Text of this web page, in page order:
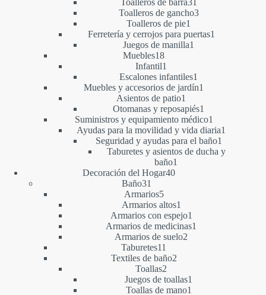
Toalleros de barra31
productos
Toalleros de gancho33
Toalleros de pie1
producto
Ferretería y cerrojos para puertas1
Juegos de manilla1
Muebles1818
productos
Infantil1
producto
Escalones infantiles1
producto
Muebles y accesorios de jardín1
Asientos de patio1
producto
Otomanas y reposapiés1
producto
Suministros y equipamiento médico1
producto
Ayudas para la movilidad y vida diaria1
Seguridad y ayudas para el baño1
producto
Taburetes y asientos de ducha y
baño1
Decoración del Hogar4040
Baño31
productos
Armarios55
productos
Armarios altos1
producto
Armarios con espejo1
producto
Armarios de medicinas1
Armarios de suelo2
Taburetes11
productos
Textiles de baño22
Toallas2
productos
Juegos de toallas1
Toallas de mano1